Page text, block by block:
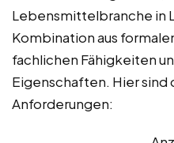
Lebensmittelbranche in
Kombination aus
fachlichen Fähigkeiten
Eigenschaften. Hier
Anforderungen: